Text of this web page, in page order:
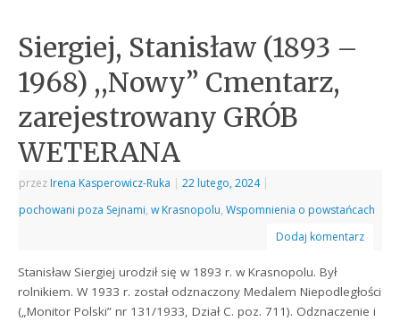
Siergiej, Stanisław (1893 –
1968) ,,Nowy” Cmentarz,
zarejestrowany GRÓB
WETERANA
przez Irena Kasperowicz-Ruka | 22 lutego, 2024 |
pochowani poza Sejnami,w Krasnopolu,Wspomnienia o powstańcach
Dodaj komentarz
Stanisław Siergiej urodził się w 1893 r. w Krasnopolu. Był
rolnikiem. W 1933 r. został odznaczony Medalem Niepodległości
(„Monitor Polski” nr 131/1933, Dział C. poz. 711). Odznaczenie i